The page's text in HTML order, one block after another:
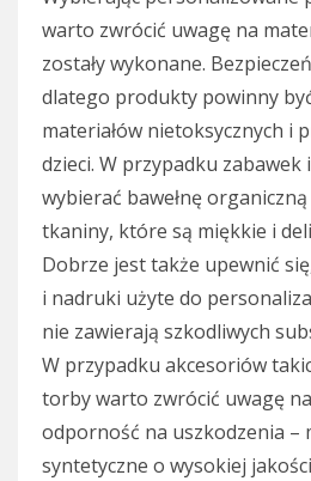
warto zwrócić uwagę na
zostały wykonane.
dlatego produkty powinny
materiałów nietoksycznych i
dzieci. W przypadku zabawek
wybierać bawełnę
tkaniny, które są miękkie i
Dobrze jest także upewnić
i nadruki użyte do
nie zawierają szkodliwych
W przypadku akcesoriów
torby warto zwrócić uwagę
odporność na uszkodzenia –
syntetyczne o wysokiej